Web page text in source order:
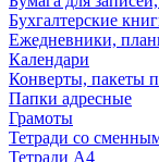
Бухгалтерские
Ежедневники,
Календари
Конверты, пакеты
Папки адресные
Грамоты
Тетради со
Тетради А4